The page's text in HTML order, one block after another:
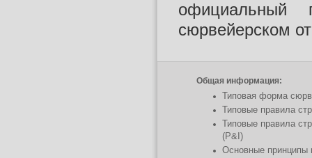
официальный
сюрвейерском
Общая информация:
Типовая форма
Типовые правила
Типовые правила
(P&I)
Основные принципы